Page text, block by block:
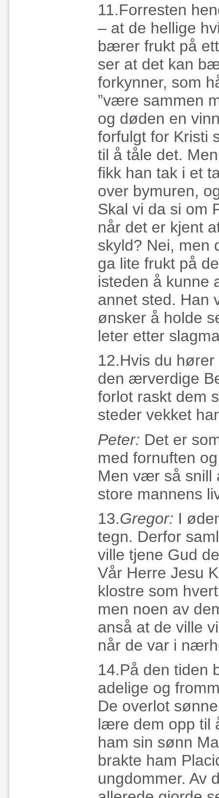
11.Forresten
– at de hellige
bærer frukt på
ser at det kan
forkynner, som
”være sammen
og døden en
forfulgt for Kristi
til å tåle det.
fikk han tak i et
over bymuren,
Skal vi da si om
når det er kjent
skyld? Nei, men
ga lite frukt på
isteden å kunne
annet sted. Han
ønsker å holde
leter etter
12.Hvis du
den ærverdige
forlot raskt dem
steder vekket
Peter: Det er
med fornuften
Men vær så snill
store mannens
13.Gregor: I
tegn. Derfor
ville tjene Gud
Vår Herre Jesu
klostre som
men noen av
anså at de ville
når de var i
14.På den tiden
adelige og
De overlot
lære dem opp til
ham sin sønn
brakte ham
ungdommer. Av